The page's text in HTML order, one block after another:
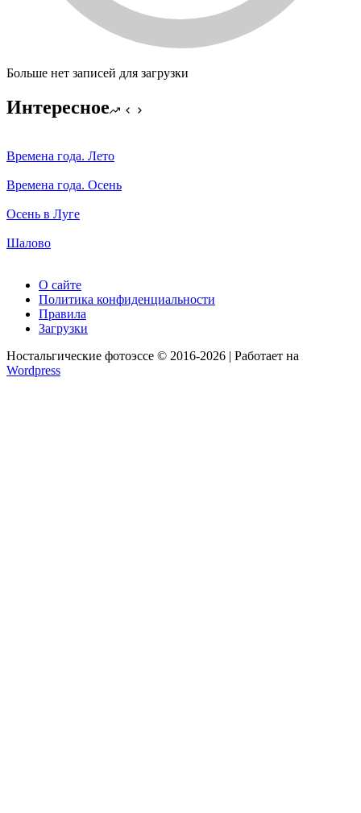
Больше нет записей для загрузки
Интересное
Времена года. Лето
Времена года. Осень
Осень в Луге
Шалово
О сайте
Политика конфиденциальности
Правила
Загрузки
Ностальгические фотоэссе © 2016-2026 | Работает на
Wordpress